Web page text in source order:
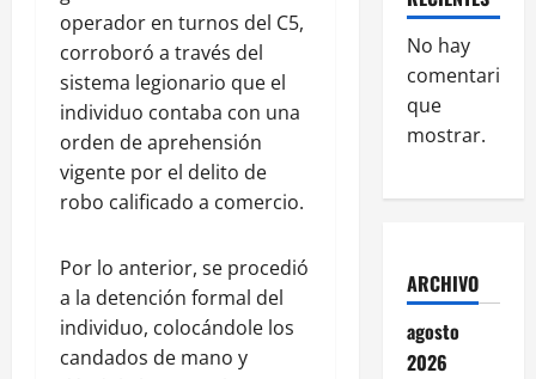
operador en turnos del C5,
corroboró a través del
sistema legionario que el
individuo contaba con una
orden de aprehensión
vigente por el delito de
robo calificado a comercio.
Por lo anterior, se procedió
a la detención formal del
individuo, colocándole los
candados de mano y
No hay
comentarios
que
mostrar.
ARCHIVO
agosto
2026